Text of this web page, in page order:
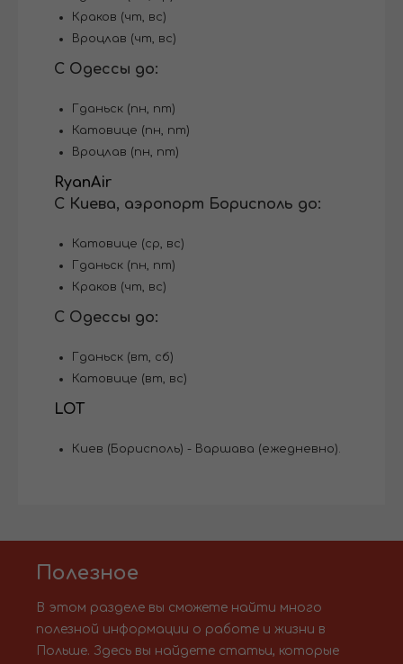
Краков (чт, вс)
Вроцлав (чт, вс)
С Одессы до:
Гданьск (пн, пт)
Катовице (пн, пт)
Вроцлав (пн, пт)
RyanAir
С Киева, аэропорт Борисполь до:
Катовице (ср, вс)
Гданьск (пн, пт)
Краков (чт, вс)
С Одессы до:
Гданьск (вт, сб)
Катовице (вт, вс)
LOT
Киев (Борисполь) - Варшава (ежедневно).
Полезное
В этом разделе вы сможете найти много
полезной информации о работе и жизни в
Польше. Здесь вы найдете статьи, которые